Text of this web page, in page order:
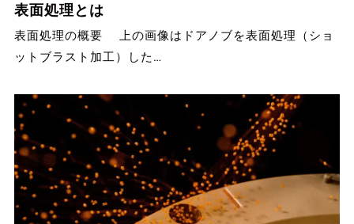
表面処理とは
表面処理の概要 上の画像はドアノブを表面処理（ショ
ットブラスト加工）した…